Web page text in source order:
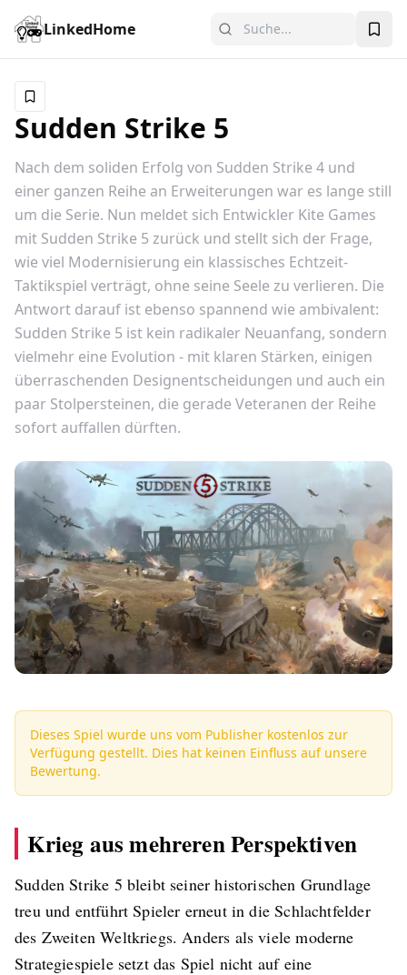
LinkedHome
Sudden Strike 5
Nach dem soliden Erfolg von Sudden Strike 4 und
einer ganzen Reihe an Erweiterungen war es lange still
um die Serie. Nun meldet sich Entwickler Kite Games
mit Sudden Strike 5 zurück und stellt sich der Frage,
wie viel Modernisierung ein klassisches Echtzeit-
Taktikspiel verträgt, ohne seine Seele zu verlieren. Die
Antwort darauf ist ebenso spannend wie ambivalent:
Sudden Strike 5 ist kein radikaler Neuanfang, sondern
vielmehr eine Evolution - mit klaren Stärken, einigen
überraschenden Designentscheidungen und auch ein
paar Stolpersteinen, die gerade Veteranen der Reihe
sofort auffallen dürften.
Dieses Spiel wurde uns vom Publisher kostenlos zur
Verfügung gestellt. Dies hat keinen Einfluss auf unsere
Bewertung.
Krieg aus mehreren Perspektiven
Sudden Strike 5 bleibt seiner historischen Grundlage
treu und entführt Spieler erneut in die Schlachtfelder
des Zweiten Weltkriegs. Anders als viele moderne
Strategiespiele setzt das Spiel nicht auf eine